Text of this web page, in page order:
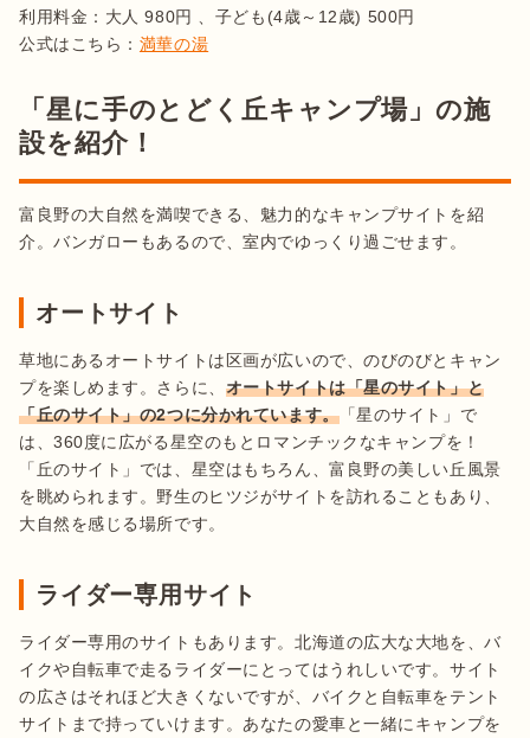
利用料金：大人 980円 、子ども(4歳～12歳) 500円
公式はこちら： 満華の湯
「星に手のとどく丘キャンプ場」の施
設を紹介！
富良野の大自然を満喫できる、魅力的なキャンプサイトを紹
介。バンガローもあるので、室内でゆっくり過ごせます。
オートサイト
草地にあるオートサイトは区画が広いので、のびのびとキャン
プを楽しめます。さらに、 オートサイトは「星のサイト」と
「丘のサイト」の2つに分かれています。「星のサイト」で
は、360度に広がる星空のもとロマンチックなキャンプを！
「丘のサイト」では、星空はもちろん、富良野の美しい丘風景
を眺められます。野生のヒツジがサイトを訪れることもあり、
ライダー専用サイト
ライダー専用のサイトもあります。北海道の広大な大地を、バ
イクや自転車で走るライダーにとってはうれしいです。サイト
の広さはそれほど大きくないですが、バイクと自転車をテント
サイトまで持っていけます。あなたの愛車と一緒にキャンプを